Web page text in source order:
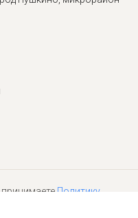
Политику